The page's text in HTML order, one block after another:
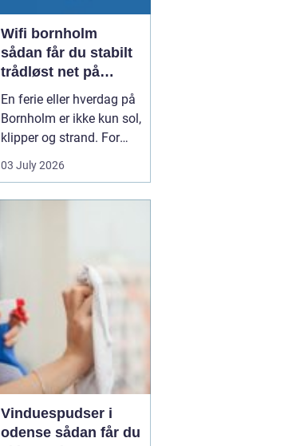
Wifi bornholm
sådan får du stabilt
trådløst net på
klippeøen
En ferie eller hverdag på
Bornholm er ikke kun sol,
klipper og strand. For
mange er en stabil
internetforbindelse
sommerhuset eller driver
en mindre virksomhed...
03 July 2026
Vinduespudser i
odense sådan får du